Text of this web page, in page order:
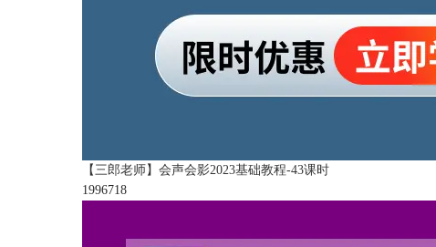
【三郎老师】会声会影2023基础教程-43课时
1996718